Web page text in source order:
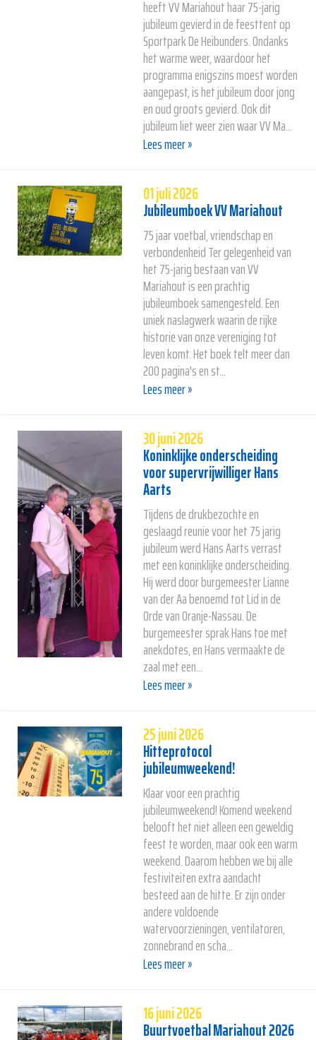
heeft VV Mariahout haar 75-jarig
jubileum gevierd in de feesttent op
Sportpark De Heibunders. Ondanks
het warme weer, waardoor het
programma enigszins moest worden
aangepast, is het jubileum door jong
en oud groots gevierd. Ook dit
jubileum liet weer zien waar VV Ma...
Lees meer »
01 juli 2026
Jubileumboek VV Mariahout
75 jaar voetbal, vriendschap en
verbondenheid Ter gelegenheid van
het 75-jarig bestaan van VV
Mariahout is een prachtig
jubileumboek samengesteld. Een
uniek naslagwerk waarin de rijke
historie van onze vereniging tot
leven komt. Het boek telt meer dan
200 pagina's en st...
Lees meer »
30 juni 2026
Koninklijke onderscheiding
voor supervrijwilliger Hans
Aarts
Tijdens de drukbezochte en
geslaagd reunie voor het 75 jarig
jubileum werd Hans Aarts verrast
met een koninklijke onderscheiding.
Hij werd door burgemeester Lianne
van der Aa benoemd tot Lid in de
Orde van Oranje-Nassau. De
burgemeester sprak Hans toe met
anekdotes, en Hans vermaakte de
zaal met een...
Lees meer »
25 juni 2026
Hitteprotocol
jubileumweekend!
Klaar voor een prachtig
jubileumweekend! Komend weekend
belooft het niet alleen een geweldig
feest te worden, maar ook een warm
weekend. Daarom hebben we bij alle
festiviteiten extra aandacht
besteed aan de hitte. Er zijn onder
andere voldoende
watervoorzieningen, ventilatoren,
zonnebrand en scha...
Lees meer »
16 juni 2026
Buurtvoetbal Mariahout 2026